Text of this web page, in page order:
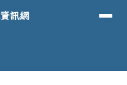
等學校全球資
訊網